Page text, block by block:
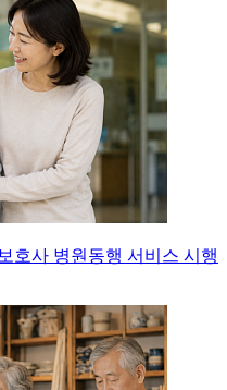
호사 병원동행 서비스 시행